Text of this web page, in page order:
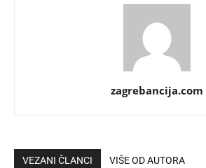
zagrebancija.com
VEZANI ČLANCI VIŠE OD AUTORA